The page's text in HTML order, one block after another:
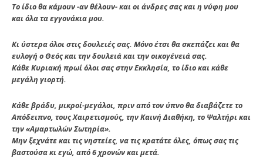
Το ίδιο θα κάμουν -αν θέλουν- και οι άνδρες σας και η νύφη μου
και όλα τα εγγονάκια μου.
Κι ύστερα όλοι στις δουλειές σας. Μόνο έτσι θα σκεπάζει και θα
ευλογή ο Θεός και την δουλειά και την οικογένειά σας.
Κάθε Κυριακή πρωί όλοι σας στην Εκκλησία, το ίδιο και κάθε
μεγάλη γιορτή.
Κάθε βράδυ, μικροί-μεγάλοι, πριν από τον ύπνο θα διαβάζετε το
Απόδειπνο, τους Χαιρετισμούς, την Καινή Διαθήκη, το Ψαλτήρι και
την «Αμαρτωλών Σωτηρία».
Μην ξεχνάτε και τις νηστείες, να τις κρατάτε όλες, όπως σας τις
βαστούσα κι εγώ, από 6 χρονών και μετά.